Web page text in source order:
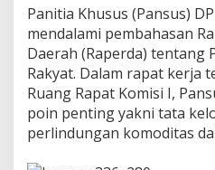
Panitia Khusus (Pansus)
mendalami pembahasan
Daerah (Raperda) tentang
Rakyat. Dalam rapat kerja
Ruang Rapat Komisi I,
poin penting yakni tata
perlindungan komoditas